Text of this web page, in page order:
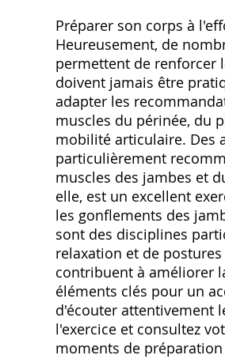
Préparer son corps à
Heureusement, de
permettent de renforcer
doivent jamais être
adapter les
muscles du périnée, du
mobilité articulaire. Des
particulièrement
muscles des jambes et
elle, est un excellent
les gonflements des
sont des disciplines
relaxation et de
contribuent à améliorer
éléments clés pour un
d'écouter attentivement
l'exercice et consultez
moments de